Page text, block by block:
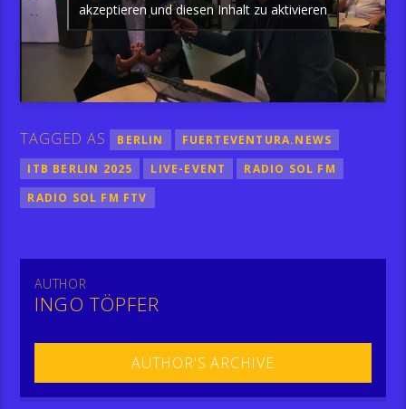
akzeptieren und diesen Inhalt zu aktivieren
TAGGED AS BERLIN
FUERTEVENTURA.NEWS
ITB BERLIN 2025
LIVE-EVENT
RADIO SOL FM
RADIO SOL FM FTV
AUTHOR
INGO TÖPFER
AUTHOR'S ARCHIVE